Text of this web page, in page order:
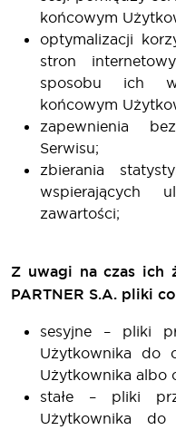
końcowym
optymalizacji
stron
sposobu ich
końcowym
zapewnienia
Serwisu;
zbierania
wspierających
zawartości;
Z uwagi na czas ich
PARTNER S.A. pliki
sesyjne – pliki
Użytkownika do
Użytkownika albo
stałe – pliki
Użytkownika